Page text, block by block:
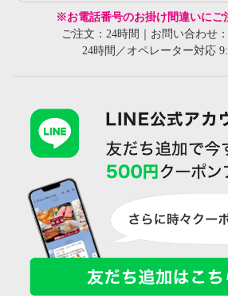
※お電話番号のお掛け間違いにご
ご注文：24時間｜お問い合わせ
24時間／オペレーター対応